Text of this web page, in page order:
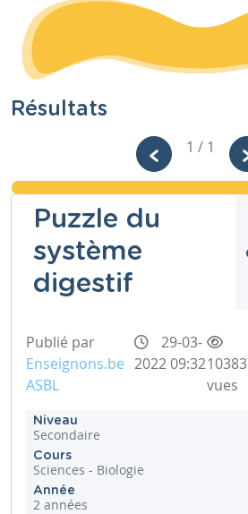
Résultats
1 / 1
Puzzle du
système
digestif
Publié par
Enseignons.be
ASBL
29-03-
2022 09:3210383
vues
Niveau
Secondaire
Cours
Sciences - Biologie
Année
2 années